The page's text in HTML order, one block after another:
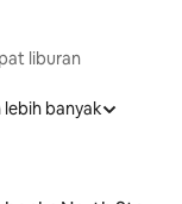
liburan
banyak